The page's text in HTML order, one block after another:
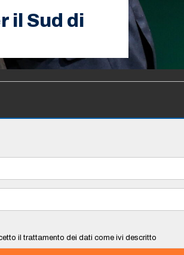
il Sud di
il trattamento dei dati come ivi descritto